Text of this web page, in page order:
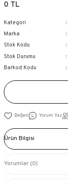
0 TL
Kategori
Marka
Stok Kodu
Stok Durumu
Barkod Kodu
Yorum Yaz
Ürün Bilgisi
Yorumlar (0)